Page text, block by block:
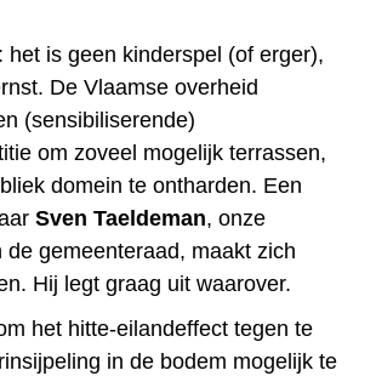
het is geen kinderspel (of erger),
De Vlaamse overheid
(sensibiliserende)
om zoveel mogelijk terrassen,
domein te ontharden. Een
Sven Taeldeman, onze
de gemeenteraad, maakt zich
Hij legt graag uit waarover.
het hitte-eilandeffect tegen te
in de bodem mogelijk te